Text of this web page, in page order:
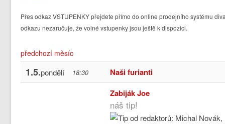
Přes odkaz VSTUPENKY přejdete přímo do online prodejního systému
odkazu nezaručuje, že volné vstupenky jsou ještě k dispozici.
předchozí měsíc
1.5.pondělí 18:30 Naši furianti
Zabiják Joe
náš tip!